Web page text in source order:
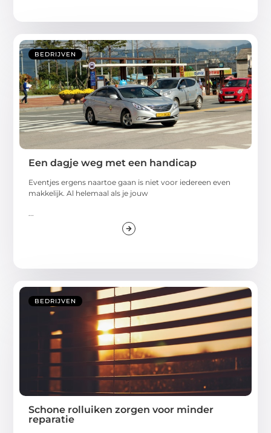
BEDRIJVEN
Een dagje weg met een handicap
Eventjes ergens naartoe gaan is niet voor iedereen even
makkelijk. Al helemaal als je jouw
BEDRIJVEN
Schone rolluiken zorgen voor minder
reparatie